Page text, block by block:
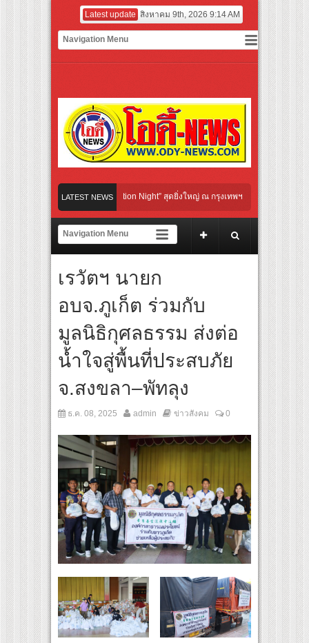
Latest update สิงหาคม 9th, 2026 9:14 AM
LATEST NEWS
Communication Night” สุดยิ่งใหญ่ ณ กรุงเทพฯ ขนทัพศิลปินชั้นนำ พร้อมกาล่าไ
อโรบิกสุดมันส์ ในกิจกรรม “EM-ROBIC DANCE FOR MOM @BENCHASIRI
แห่งปีจาก NUUI Starathon 8.8 “บอส-โนอึล” เปิดประเดิมเคะ-เมะ สุดเซอร์ไพร้ส์วัน
มใหม่ในวงการการศึกษา เปิดตัว “SCA PLUS” แพลตฟอร์มการเรียนรู้ “Creative
อดการลงทุนในธุรกิจการศึกษากว่า 100 ล้านบาท
นทางจาการ์ตา-กรุงเทพฯ เสริม Air Connectivity ดึงนักท่องเที่ยวคุณภาพจากอินโดนี
Communication Night” สุดยิ่งใหญ่ ณ กรุงเทพฯ ขนทัพศิลปินชั้นนำ พร้อมกาล่าไ
เรวัตฯ นายก
อบจ.ภูเก็ต ร่วมกับ
มูลนิธิกุศลธรรม ส่งต่อ
น้ำใจสู่พื้นที่ประสบภัย
จ.สงขลา–พัทลุง
ธ.ค. 08, 2025 admin ข่าวสังคม 0